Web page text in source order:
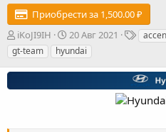
Приобрести за 1,500.00 ₽
А
в
т
о
iKoJI9IH
Д
а
т
а
20 Авг 2021
Т
и
gt-team
hyundai